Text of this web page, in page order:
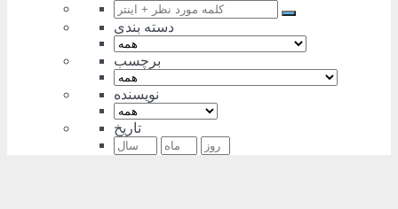
دسته بندی
برچسب
نویسنده
تاریخ